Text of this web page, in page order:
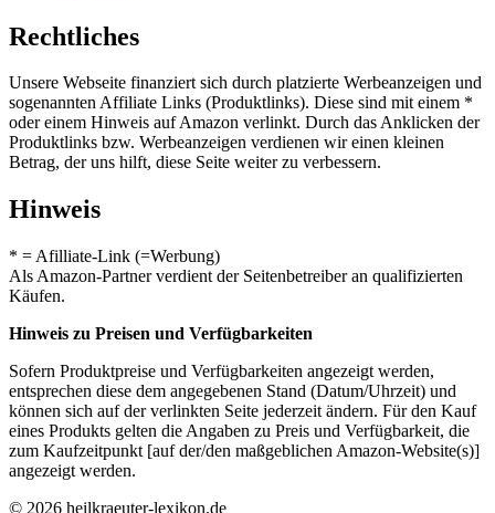
Rechtliches
Unsere Webseite finanziert sich durch platzierte Werbeanzeigen und
sogenannten Affiliate Links (Produktlinks). Diese sind mit einem *
oder einem Hinweis auf Amazon verlinkt. Durch das Anklicken der
Produktlinks bzw. Werbeanzeigen verdienen wir einen kleinen
Betrag, der uns hilft, diese Seite weiter zu verbessern.
Hinweis
* = Afilliate-Link (=Werbung)
Als Amazon-Partner verdient der Seitenbetreiber an qualifizierten
Käufen.
Hinweis zu Preisen und Verfügbarkeiten
Sofern Produktpreise und Verfügbarkeiten angezeigt werden,
entsprechen diese dem angegebenen Stand (Datum/Uhrzeit) und
können sich auf der verlinkten Seite jederzeit ändern. Für den Kauf
eines Produkts gelten die Angaben zu Preis und Verfügbarkeit, die
zum Kaufzeitpunkt [auf der/den maßgeblichen Amazon-Website(s)]
angezeigt werden.
© 2026 heilkraeuter-lexikon.de